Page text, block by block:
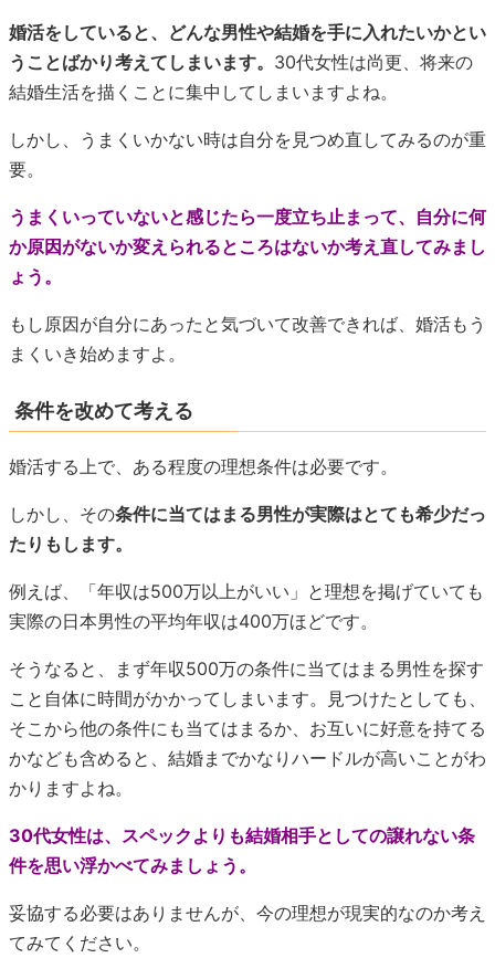
婚活をしていると、どんな男性や結婚を手に入れたいかとい
うことばかり考えてしまいます。 30代女性は尚更、将来の
結婚生活を描くことに集中してしまいますよね。
しかし、うまくいかない時は自分を見つめ直してみるのが重
要。
うまくいっていないと感じたら一度立ち止まって、自分に何
か原因がないか変えられるところはないか考え直してみまし
ょう。
もし原因が自分にあったと気づいて改善できれば、婚活もう
まくいき始めますよ。
条件を改めて考える
婚活する上で、ある程度の理想条件は必要です。
しかし、その条件に当てはまる男性が実際はとても希少だっ
たりもします。
例えば、「年収は500万以上がいい」と理想を掲げていても
実際の日本男性の平均年収は400万ほどです。
そうなると、まず年収500万の条件に当てはまる男性を探す
こと自体に時間がかかってしまいます。見つけたとしても、
そこから他の条件にも当てはまるか、お互いに好意を持てる
かなども含めると、結婚までかなりハードルが高いことがわ
かりますよね。
30代女性は、スペックよりも結婚相手としての譲れない条
件を思い浮かべてみましょう。
妥協する必要はありませんが、今の理想が現実的なのか考え
てみてください。